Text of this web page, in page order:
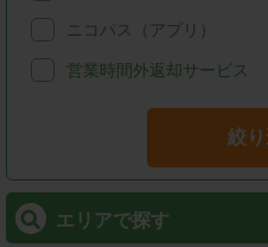
ニコパス（アプリ）
営業時間外返却サービス
絞
エリアで探す